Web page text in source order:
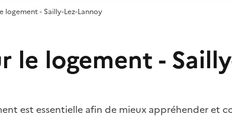
logement - Sailly-Lez-Lannoy
le logement -
est essentielle afin de mieux appréhender